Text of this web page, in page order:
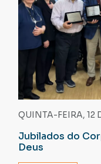
QUINTA-FEIRA, 12
Jubilados do
Deus